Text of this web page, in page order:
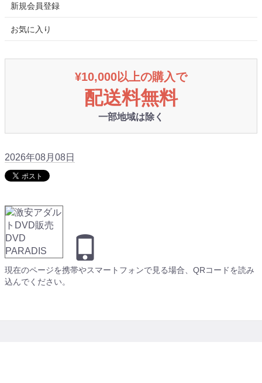
新規会員登録
お気に入り
¥10,000以上の購入で
配送料無料
一部地域は除く
2026年08月08日
現在のページを携帯やスマートフォンで見る場合、QRコードを読み
込んでください。